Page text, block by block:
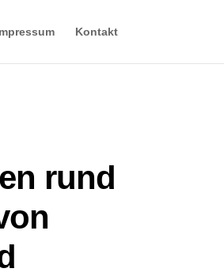
Kontakt
rund